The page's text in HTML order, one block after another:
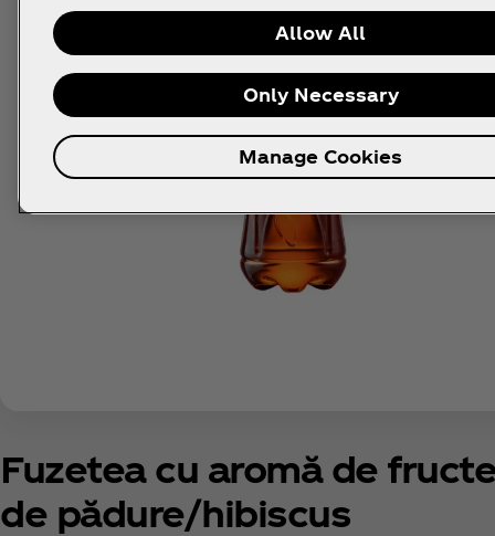
Fuzetea cu aromă de fructe
de pădure/hibiscus
Allow All
Only Necessary
Manage Cookies